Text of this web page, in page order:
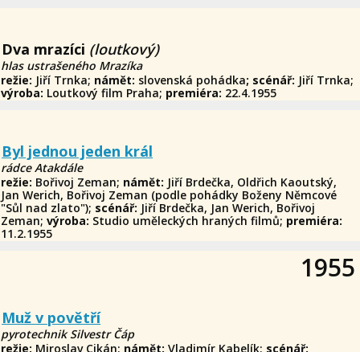
Dva mrazíci (loutkový)
hlas ustrašeného Mrazíka
režie: Jiří Trnka; námět: slovenská pohádka; scénář: Jiří Trnka;
výroba: Loutkový film Praha; premiéra: 22.4.1955
Byl jednou jeden král
rádce Atakdále
režie: Bořivoj Zeman; námět: Jiří Brdečka, Oldřich Kaoutský,
Jan Werich, Bořivoj Zeman (podle pohádky Boženy Němcové
"Sůl nad zlato"); scénář: Jiří Brdečka, Jan Werich, Bořivoj
Zeman;výroba: Studio uměleckých hraných filmů; premiéra:
11.2.1955
1955
Muž v povětří
pyrotechnik Silvestr Čáp
režie: Miroslav Cikán; námět:Vladimír Kabelík; scénář: